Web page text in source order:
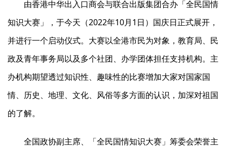
由香港中华出入口商会与联合出版集团合办「全民国情
知识大赛」，于今天（2022年10月1日）国庆日正式展开，
并进行一个启动仪式。大赛以全港市民为对象，教育局、民
政及青年事务局以及多个社团、办学团体担任支持机构。主
办机构期望透过知识性、趣味性的比赛增加大家对国家国
情、历史、地理、文化、风俗等多方面的认识，加深对祖国
的了解。
全国政协副主席、「全民国情知识大赛」筹委会荣誉主